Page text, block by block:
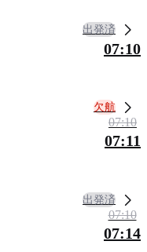
出発済
07:10
欠航
07:10
07:11
出発済
07:10
07:14